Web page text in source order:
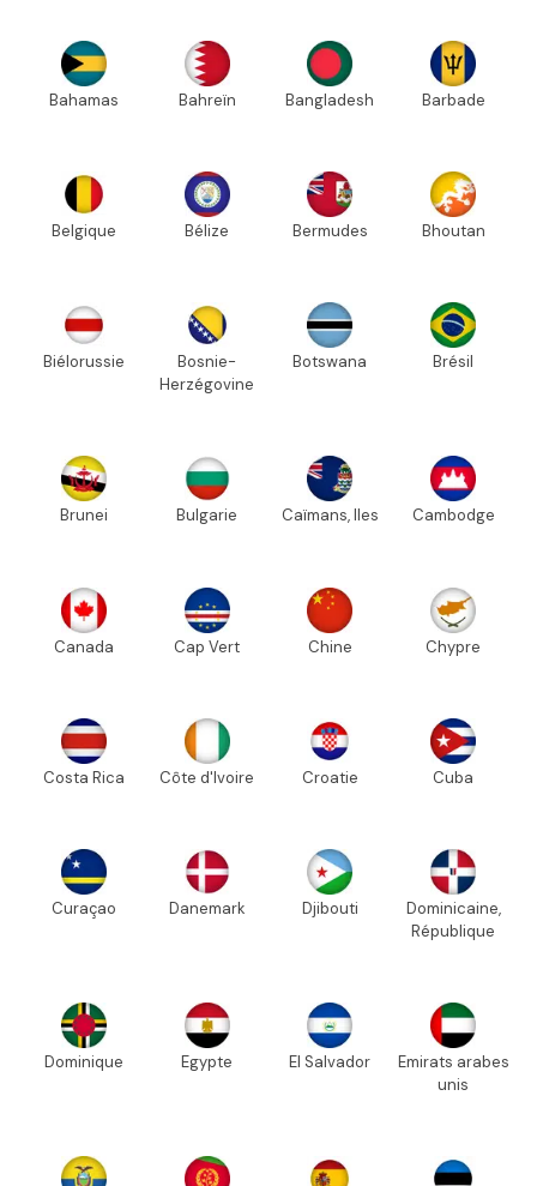
Bahamas Bahreïn Bangladesh Barbade
Belgique Bélize Bermudes Bhoutan
Biélorussie
Bosnie-
Herzégovine
Botswana Brésil
Brunei Bulgarie Caïmans, Iles Cambodge
Canada Cap Vert Chine Chypre
Costa Rica Côte d'Ivoire Croatie Cuba
Curaçao Danemark Djibouti
Dominicaine,
République
Dominique Egypte El Salvador
Emirats arabes
unis